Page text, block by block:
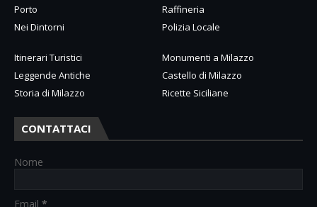
Porto
Raffineria
Nei Dintorni
Polizia Locale
Itinerari Turistici
Monumenti a Milazzo
Leggende Antiche
Castello di Milazzo
Storia di Milazzo
Ricette Siciliane
CONTATTACI
Nome
Email *